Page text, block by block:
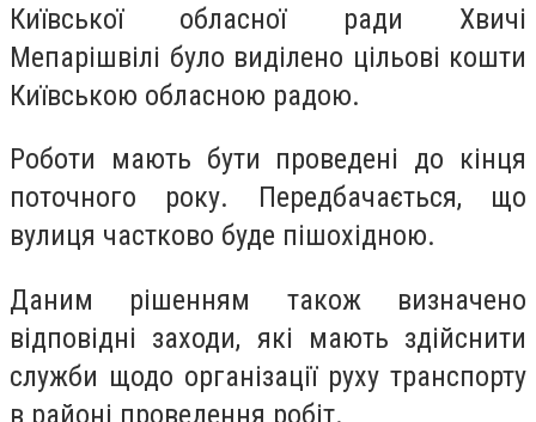
Київської обласної ради Хвичі
Мепарішвілі було виділено цільові кошти
Київською обласною радою.
Роботи мають бути проведені до кінця
поточного року. Передбачається, що
вулиця частково буде пішохідною.
Даним рішенням також визначено
відповідні заходи, які мають здійснити
служби щодо організації руху транспорту
в районі проведення робіт.